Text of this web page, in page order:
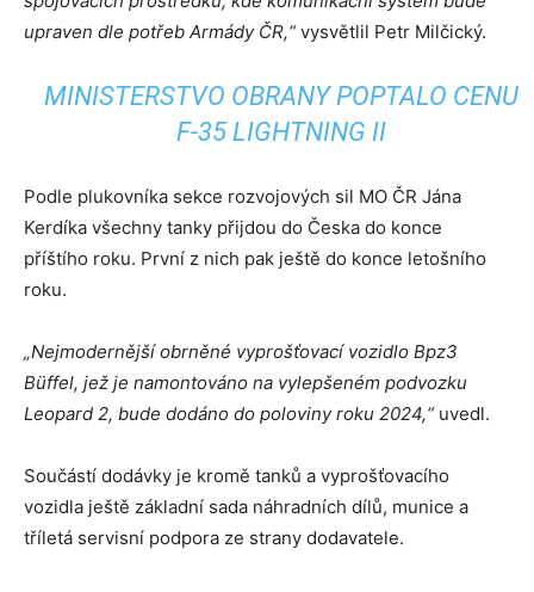
upraven dle potřeb Armády ČR,“vysvětlil Petr Milčický.
MINISTERSTVO OBRANY POPTALO CENU
F-35 LIGHTNING II
Podle plukovníka sekce rozvojových sil MO ČR Jána
Kerdíka všechny tanky přijdou do Česka do konce
příštího roku. První z nich pak ještě do konce letošního
roku.
„Nejmodernější obrněné vyprošťovací vozidlo Bpz3
Büffel, jež je namontováno na vylepšeném podvozku
Leopard 2, bude dodáno do poloviny roku 2024,“uvedl.
Součástí dodávky je kromě tanků a vyprošťovacího
vozidla ještě základní sada náhradních dílů, munice a
tříletá servisní podpora ze strany dodavatele.